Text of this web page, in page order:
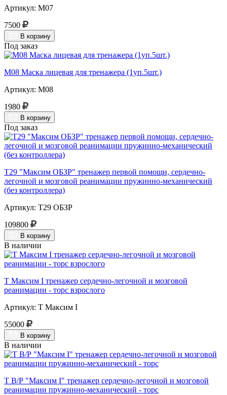
Артикул: М07
7500
В корзину
Под заказ
М08 Маска лицевая для тренажера (1уп.5шт.)
Артикул: М08
1980
В корзину
Под заказ
Т29 "Максим ОБЗР" тренажер первой помощи, сердечно-
легочной и мозговой реанимации пружинно-механический
(без контроллера)
Артикул: Т29 ОБЗР
109800
В корзину
В наличии
Т Максим I тренажер сердечно-легочной и мозговой
реанимации - торс взрослого
Артикул: Т Максим I
55000
В корзину
В наличии
Т В/Р "Максим I" тренажер сердечно-легочной и мозговой
реанимации пружинно-механический - торс